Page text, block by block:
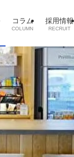
コラム
COLUMN
採用情報
RECRUIT